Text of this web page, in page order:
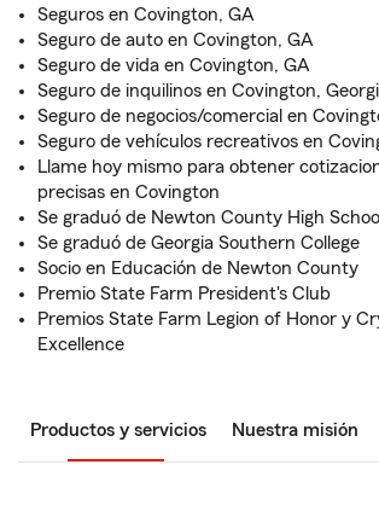
Seguros en Covington, GA
Seguro de auto en Covington, GA
Seguro de vida en Covington, GA
Seguro de inquilinos en Covington,
Seguro de negocios/comercial en
Seguro de vehículos recreativos en
Llame hoy mismo para obtener
precisas en Covington
Se graduó de Newton County High School
Se graduó de Georgia Southern College
Socio en Educación de Newton County
Premio State Farm President's Club
Premios State Farm Legion of Honor y
Excellence
Productos y servicios Nuestra misión